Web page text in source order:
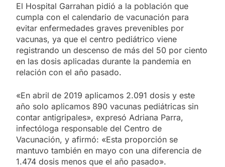
El Hospital Garrahan pidió a la población que
cumpla con el calendario de vacunación para
evitar enfermedades graves prevenibles por
vacunas, ya que el centro pediátrico viene
registrando un descenso de más del 50 por ciento
en las dosis aplicadas durante la pandemia en
relación con el año pasado.
«En abril de 2019 aplicamos 2.091 dosis y este
año solo aplicamos 890 vacunas pediátricas sin
contar antigripales», expresó Adriana Parra,
infectóloga responsable del Centro de
Vacunación, y afirmó: «Esta proporción se
mantuvo también en mayo con una diferencia de
1.474 dosis menos que el año pasado».